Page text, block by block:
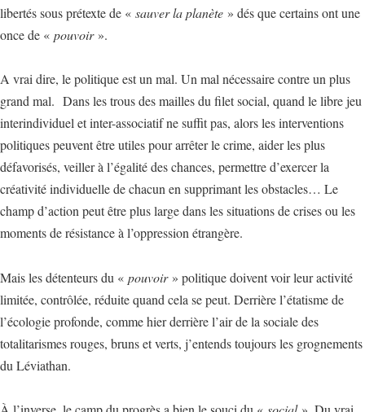
libertés sous prétexte de « sauver la planète » dés que certains ont une
once de « pouvoir».
A vrai dire, le politique est un mal. Un mal nécessaire contre un plus
grand mal. Dans les trous des mailles du filet social, quand le libre jeu
interindividuel et inter-associatif ne suffit pas, alors les interventions
politiques peuvent être utiles pour arrêter le crime, aider les plus
défavorisés, veiller à l’égalité des chances, permettre d’exercer la
créativité individuelle de chacun en supprimant les obstacles… Le
champ d’action peut être plus large dans les situations de crises ou les
moments de résistance à l’oppression étrangère.
Mais les détenteurs du « pouvoir» politique doivent voir leur activité
limitée, contrôlée, réduite quand cela se peut. Derrière l’étatisme de
l’écologie profonde, comme hier derrière l’air de la sociale des
totalitarismes rouges, bruns et verts, j’entends toujours les grognements
du Léviathan.